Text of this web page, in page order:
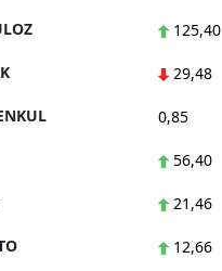
125,40
29,48
0,85
56,40
21,46
12,66